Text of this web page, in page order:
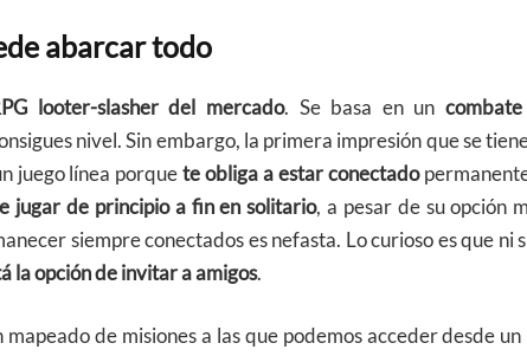
abarcar todo
looter-slasher del mercado. Se basa en un
nivel. Sin embargo, la primera impresión que se
juego línea porquete obliga a estar conectado
jugar de principio a fin en solitario, a pesar de su opción
siempre conectados es nefasta. Lo curioso es que ni
la opción de invitar a amigos.
de misiones a las que podemos acceder desde